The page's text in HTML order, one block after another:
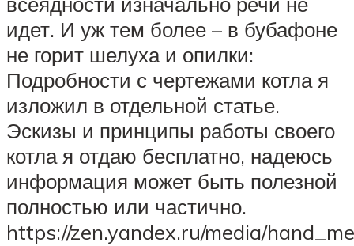
идет. И уж тем более – в бубафоне
не горит шелуха и опилки:
Подробности с чертежами котла я
изложил в отдельной статье.
Эскизы и принципы работы своего
котла я отдаю бесплатно, надеюсь
информация может быть полезной
полностью или частично.
https://zen.yandex.ru/media/